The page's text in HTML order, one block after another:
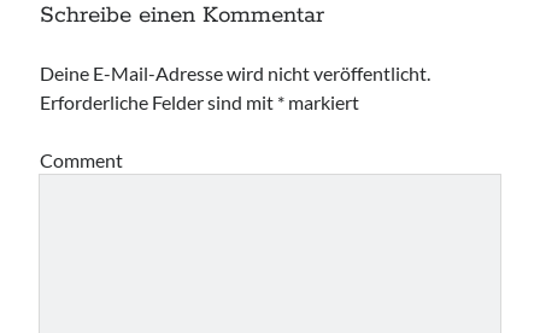
Schreibe einen Kommentar
Deine E-Mail-Adresse wird nicht veröffentlicht.
Erforderliche Felder sind mit * markiert
Comment